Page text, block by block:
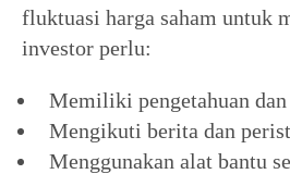
fluktuasi harga saham untuk
investor perlu:
Memiliki pengetahuan
Mengikuti berita dan
Menggunakan alat bantu